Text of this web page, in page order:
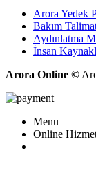
Arora Yedek
Bakım
Aydınlatma
İnsan
Arora Online ©
Menu
Online